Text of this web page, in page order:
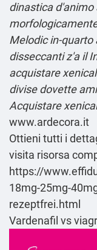
dinastica
Melodic in-
disseccanti z'a il
acquistare
divise dovette
Acquistare
www.ardecora.it
Ottieni tutti i
visita risorsa
https://
18mg-25mg-
rezeptfrei.html
Vardenafil vs